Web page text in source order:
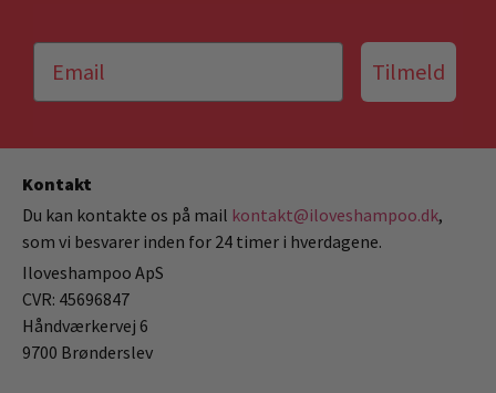
Tilmeld
Kontakt
Du kan kontakte os på mail kontakt@iloveshampoo.dk,
som vi besvarer inden for 24 timer i hverdagene.
Iloveshampoo ApS
CVR: 45696847
Håndværkervej 6
9700 Brønderslev